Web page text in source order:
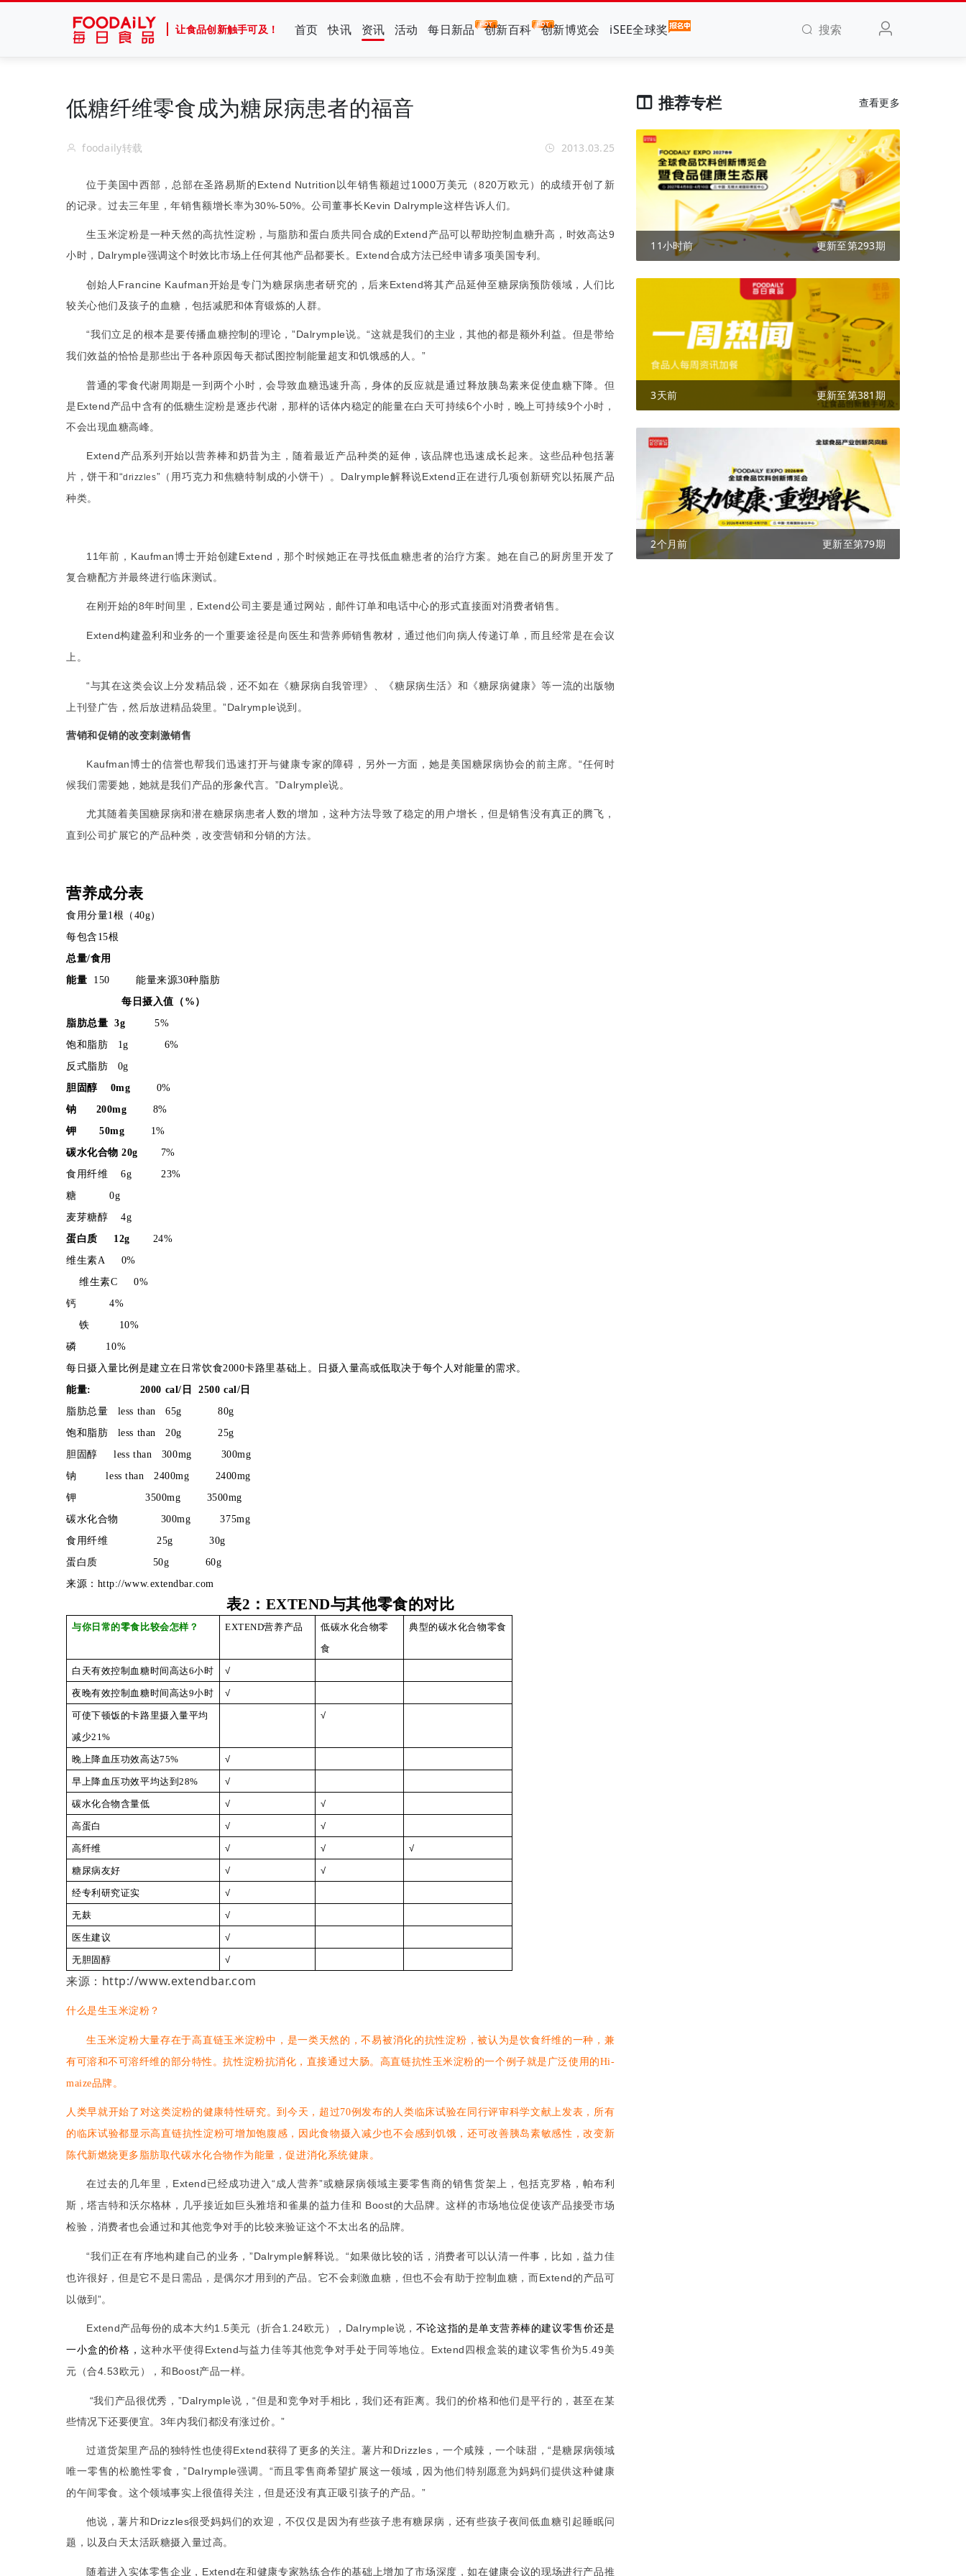
让食品创新触手可及！ 首页 快讯 资讯 活动 每日新品 创新百科 创新博览会 iSEE全球奖 搜索
低糖纤维零食成为糖尿病患者的福音
foodaily转载 2013.03.25
位于美国中西部，总部在圣路易斯的Extend Nutrition 以年销售额超过1000万美元（820万欧元）的成绩开创了新
的记录。过去三年里，年销售额增长率为30%-50%。公司董事长Kevin Dalrymple这样告诉人们 。
生玉米淀粉是一种天然的高抗性淀粉，与脂肪和蛋白质共同合成的Extend产品可以帮助控制血糖升高，时效高达9
小时， Dalrymple强调这个时效比市场上任何其他产品都要长。 Extend合成方法已经申请多项美国专利。
创始人 Francine Kaufman开始是专门为糖尿病患者研究的，后来Extend将其产品延伸至糖尿病预防领域，人们比
较关心他们及孩子的血糖，包括减肥和体育锻炼的人群。
“我们立足的根本是要传播血糖控制的理论，”Dalrymple说。“这就是我们的主业 ，其他的都是额外利益。但是带给
我们效益的恰恰是那些出于各种原因每天都试图控制能量超支和饥饿感的人。 ”
普通的零食代谢周期是一到两个小时，会导致血糖迅速升高，身体的反应就是通过释放胰岛素来促使血糖下降。但
是Extend产品中含有的低糖生淀粉是逐步代谢，那样的话体内稳定的能量在白天可持续6个小时，晚上可持续9个小时，
不会出现血糖高峰。
Extend产品系列开始以营养棒和奶昔为主，随着最近产品种类的延伸，该品牌也迅速成长起来。这些品种包括薯
片，饼干和“drizzles” （用巧克力和焦糖特制成的小饼干）。 Dalrymple解释说Extend正在进行几项创新研究以拓展产品
种类。
11年前， Kaufman博士开始创建Extend ，那个时候她正在寻找低血糖患者的治疗方案。她在自己的厨房里开发了
复合糖配方并最终进行临床测试。
在刚开始的8年时间里， Extend公司主要是通过网站，邮件订单和电话中心的形式直接面对消费者销售。
Extend构建盈利 和 业务 的一个重要途径是向医生和营养师销售教材，通过他们向病人传递订单，而且经常是在会议
上。
“与其在这类会议上分发精品袋， 还不如在 《糖尿病自我管理》 《糖尿病生活》 和 《糖尿病健康》等一流的出版物
上刊登广告，然后放进精品袋里。”Dalrymple说到。
营销和促销的改变刺激销售
Kaufman博士的信誉也帮我们迅速打开与健康专家的障碍，另外一方面，她是美国糖尿病协会的前主席。“任何时
候我们需要她，她就是我们产品的形象代言。 ”Dalrymple说。
尤其随着美国糖尿病和潜在糖尿病患者人数的增加，这种方法导致了稳定的用户增长，但是销售没有真正的腾飞，
直到公司扩展它的产品种类，改变营销和分销的方法。
营养成分表
食用分量1根（40g）
每包含15根
总量/食用
能量 150
能量来源30种脂肪
每日摄入值（%）
脂肪总量 3g
5%
饱和脂肪 1g
6%
反式脂肪 0g
胆固醇 0mg
0%
钠 200mg
8%
钾 50mg
1%
碳水化合物 20g
7%
食用纤维 6g
23%
糖 0g
麦芽糖醇 4g
蛋白质 12g
24%
维生素A
0%
维生素C 0%
钙
4%
铁 10%
磷
10%
每日摄入量比例是建立在日常饮食2000卡路里基础上。日摄入量高或低取决于每个人对能量的需求。
能量:
2000 cal/日2500 cal/日
脂肪总量
less than 65g
80g
饱和脂肪
less than 20g
25g
胆固醇
less than 300mg
300mg
钠
less than 2400mg
2400mg
钾
3500mg
3500mg
碳水化合物
300mg
375mg
食用纤维
25g
30g
蛋白质
50g
60g
来源：http://www.extendbar.com
表2：EXTEND与其他零食的对比
与你日常的零食比较会怎样？ EXTEND营养产品
低碳水化合物零
食
典型的碳水化合物零食
白天有效控制血糖时间高达6小时 √
夜晚有效控制血糖时间高达9小时 √
可使下顿饭的卡路里摄入量平均
减少21%
√
晚上降血压功效高达75% √
早上降血压功效平均达到28% √
碳水化合物含量低 √ √
高蛋白 √ √
高纤维 √ √ √
糖尿病友好 √ √
经专利研究证实 √
无麸 √
医生建议 √
无胆固醇 √
来源：http://www.extendbar.com
什么是生玉米淀粉？
生玉米淀粉大量存在于高直链玉米淀粉中 ， 是一类天然的，不易被消化的抗性淀粉，被认为是饮食纤维的一种，兼
有可溶和不可溶纤维的部分特性。抗性淀粉抗消化，直接通过大肠。高直链抗性玉米淀粉的一个例子就是广泛使用的Hi-
maize品牌。
人类早就开始了对这类淀粉的健康特性研究。到今天，超过70例发布的人类临床试验在同行评审科学文献上发表，所有
的临床试验都显示高直链抗性淀粉可增加饱腹感，因此食物摄入减少也不会感到饥饿，还可改善胰岛素敏感性，改变新
陈代新燃烧更多脂肪取代碳水化合物作为能量，促进消化系统健康。
在过去的几年里， Extend已经成功进入“成人营养”或糖尿病领域主要零售商的销售货架上 ，包括克罗格，帕布利
斯，塔吉特和沃尔格林，几乎接近如巨头雅培和雀巢的益力佳和 Boost的大品牌。这样的市场地位促使该产品接受市场
检验 ，消费者也会通过和其他竞争对手的比较来验证这个不太出名的品牌。
“我们正在有序地构建 自己 的业务，”Dalrymple解释说。 “如果做比较的话，消费者可以认清一件事，比如，益力佳
也许很好，但是它不是日需品，是偶尔才用到的产品。 它不会刺激血糖，但也不会有助于控制血糖，而Extend的产品可
以做到 ”。
Extend产品每份的成本大约1.5美元（折合1.24欧元）， Dalrymple说， 不论这指的是单支营养棒的建议零售价还是
一小盒的价格 ， 这种水平使得Extend与益力佳等其他竞争对手处于同等地位。 Extend四根盒装的建议零售价为5.49美
元（合4.53欧元），和Boost产品一样。
“我们产品很优秀， ”Dalrymple说，“但是和竞争对手相比，我们还有距离。我们的价格和他们是平行的，甚至在某
些情况下还要便宜。 3年内我们都没有涨过价。”
过道货架里产品的独特性也使得Extend获得了更多的关注。薯片和Drizzles ，一个咸辣，一个味甜，“是糖尿病领域
唯一零售的松脆性零食，”Dalrymple强调。 “而且零售商希望扩展这一领域，因为他们特别愿意为妈妈们提供这种健康
的午间零食。这个领域事实上很值得关注，但是还没有真正吸引孩子的产品。 ”
他说，薯片和Drizzles很受妈妈们的欢迎，不仅仅是因为有些孩子患有糖尿病，还有些孩子夜间低血糖引起睡眠问
题，以及白天太活跃糖摄入量过高。
随着进入实体零售企业， Extend在和健康专家熟练合作的基础上增加了市场深度，如在健康会议的现场进行产品推
推荐专栏 查看更多
11小时前 更新至第293期
3天前 更新至第381期
2个月前 更新至第79期